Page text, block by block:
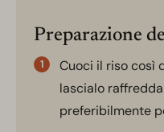
Preparazione
Cuoci il riso così
lascialo
preferibilmente